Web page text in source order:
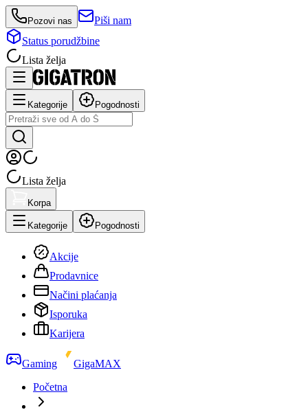
Pozovi nas
Piši nam
Status porudžbine
Lista želja
Kategorije Pogodnosti
Lista želja
Korpa
Kategorije Pogodnosti
Akcije
Prodavnice
Načini plaćanja
Isporuka
Karijera
Gaming
GigaMAX
Početna